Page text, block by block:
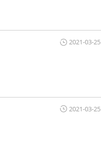
2021-03-25
2021-03-25